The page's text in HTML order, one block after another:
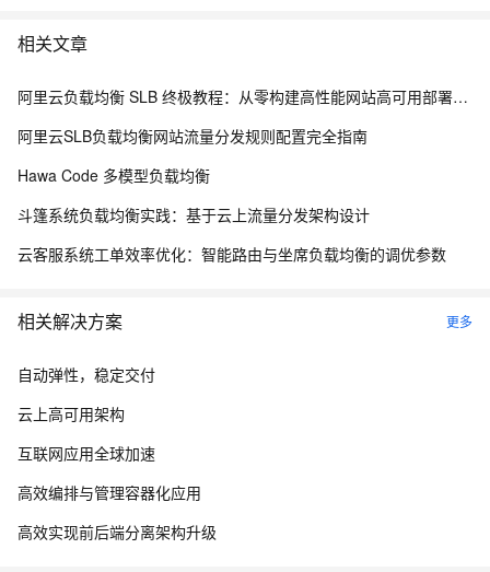
相关文章
阿里云负载均衡 SLB 终极教程：从零构建高性能网站高可用部署方案
阿里云SLB负载均衡网站流量分发规则配置完全指南
Hawa Code 多模型负载均衡
斗篷系统负载均衡实践：基于云上流量分发架构设计
云客服系统工单效率优化：智能路由与坐席负载均衡的调优参数
相关解决方案 更多
自动弹性，稳定交付
云上高可用架构
互联网应用全球加速
高效编排与管理容器化应用
高效实现前后端分离架构升级